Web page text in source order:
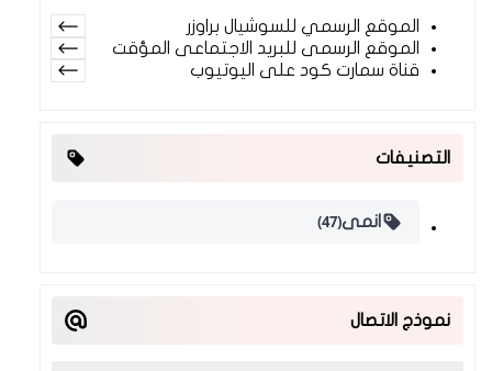
الموقع الرسمي للسوشيال براوزر
الموقع الرسمى للبريد الاجتماعى المؤقت
قناة سمارت كود على اليوتيوب
التصنيفات
انمى(47)
نموذج الاتصال